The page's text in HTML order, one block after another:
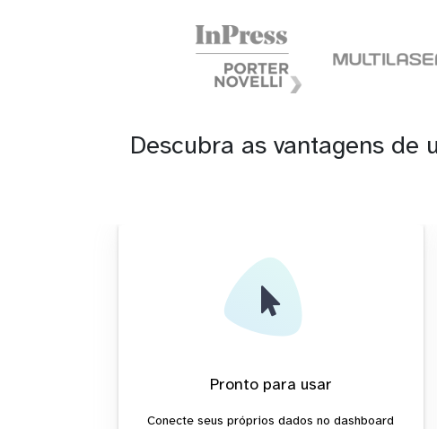
Descubra as vantagens
Pronto para usar
Conecte seus próprios dados no dashboard